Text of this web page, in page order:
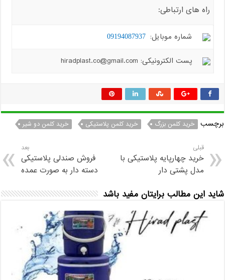
راه های ارتباطی:
شماره موبایل: 09194087937
پست الکترونیکی: hiradplast.co@gmail.com
برچسب خرید کلمن بزرگ خرید کلمن پلاستیکی خرید کلمن دو شیر
قبلی
خرید چهارپایه پلاستیکی با
مدل پشتی دار
بعد
فروش صندلی پلاستیکی
دسته دار به صورت عمده
شاید این مطالب برایتان مفید باشد